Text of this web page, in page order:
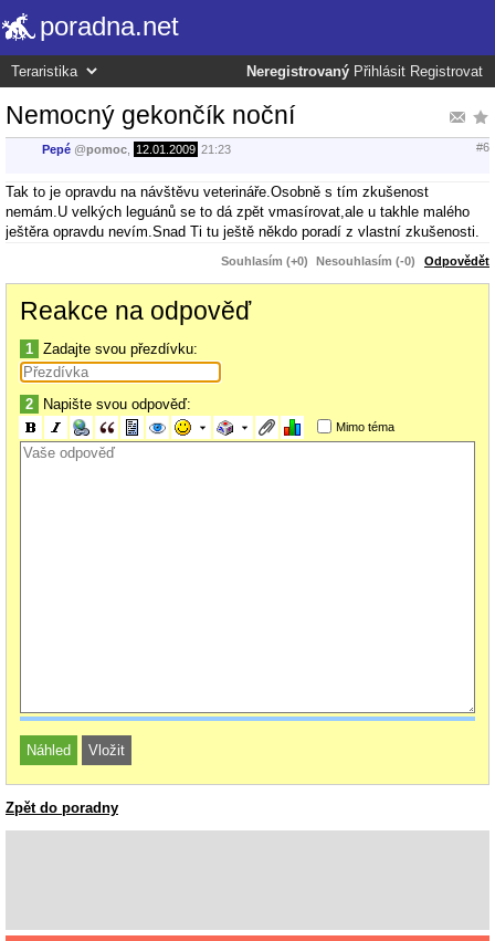
poradna.net
Neregistrovaný Přihlásit Registrovat
Nemocný gekončík noční
Pepé @pomoc 12.01.2009 21:23 #6
Tak to je opravdu na návštěvu veterináře.Osobně s tím zkušenost
nemám.U velkých leguánů se to dá zpět vmasírovat,ale u takhle malého
ještěra opravdu nevím.Snad Ti tu ještě někdo poradí z vlastní zkušenosti.
Souhlasím (+0) Nesouhlasím (-0) Odpovědět
Reakce na odpověď
1 Zadajte svou přezdívku:
2 Napište svou odpověď:
Mimo téma
Zpět do poradny